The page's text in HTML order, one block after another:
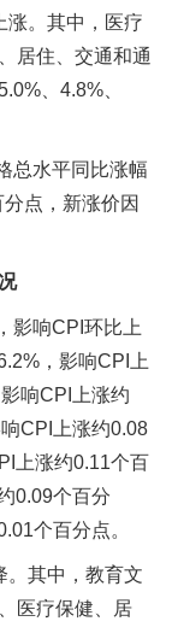
涨。其中，医疗
、居住、交通和通
、4.8%、
总水平同比涨幅
点，新涨价因
影响CPI环比上
，影响CPI上
响CPI上涨约
CPI上涨约0.08
上涨约0.11个百
0.09个百分
个百分点。
。其中，教育文
医疗保健、居